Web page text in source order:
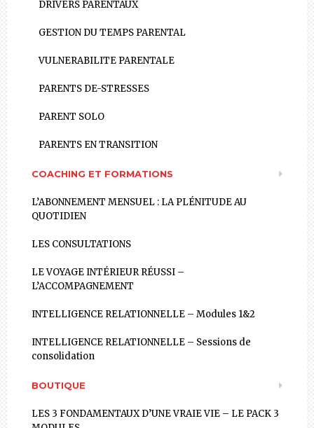
DRIVERS PARENTAUX
GESTION DU TEMPS PARENTAL
VULNERABILITE PARENTALE
PARENTS DE-STRESSES
PARENT SOLO
PARENTS EN TRANSITION
COACHING ET FORMATIONS
L’ABONNEMENT MENSUEL : LA PLÉNITUDE AU
QUOTIDIEN
LES CONSULTATIONS
LE VOYAGE INTÉRIEUR RÉUSSI –
L’ACCOMPAGNEMENT
INTELLIGENCE RELATIONNELLE – Modules 1&2
INTELLIGENCE RELATIONNELLE – Sessions de
consolidation
BOUTIQUE
LES 3 FONDAMENTAUX D’UNE VRAIE VIE – LE PACK 3